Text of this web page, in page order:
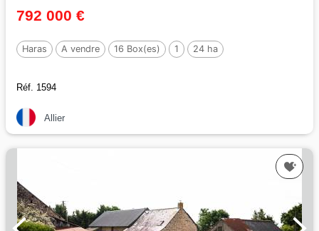
792 000 €
Haras A vendre 16 Box(es) 1 24 ha
Réf. 1594
Allier